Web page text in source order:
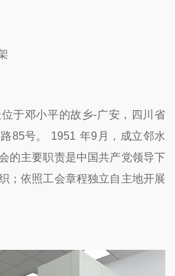
于邓小平的故乡-广安，四川省
85号。 1951 年9 月，成立邻水
的主要职责是中国共产党领导下
；依照工会章程独立自主地开展